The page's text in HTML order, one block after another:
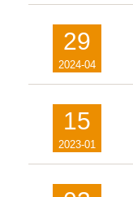
29
2024-04
15
2023-01